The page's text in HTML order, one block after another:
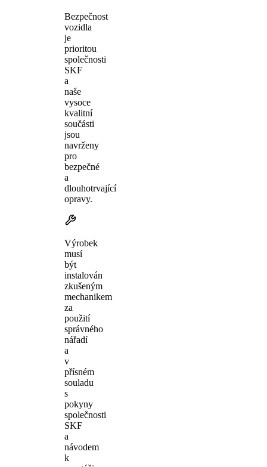
Bezpečnost
vozidla
je
prioritou
společnosti
SKF
a
naše
vysoce
kvalitní
součásti
jsou
navrženy
pro
bezpečné
a
dlouhotrvající
opravy.
Výrobek
musí
být
instalován
zkušeným
mechanikem
za
použití
správného
nářadí
a
v
přísném
souladu
s
pokyny
společnosti
SKF
a
návodem
k